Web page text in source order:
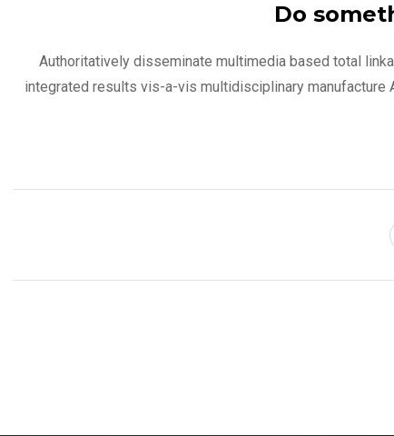
Do
Authoritatively disseminate multimedia based total
integrated results vis-a-vis multidisciplinary